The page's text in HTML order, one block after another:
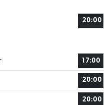
20:00
17:00
20:00
20:00